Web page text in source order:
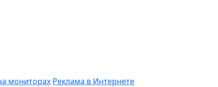
мониторах Реклама в Интернете